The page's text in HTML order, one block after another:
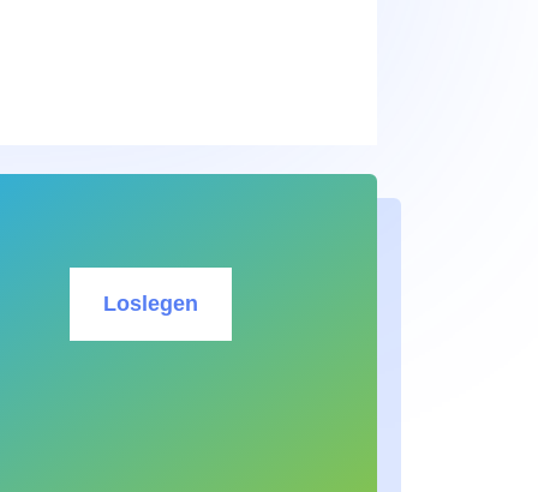
Loslegen